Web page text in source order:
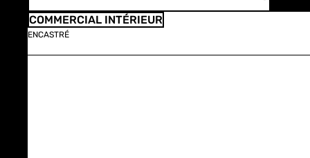
COMMERCIAL INTÉRIEUR
ENCASTRÉ